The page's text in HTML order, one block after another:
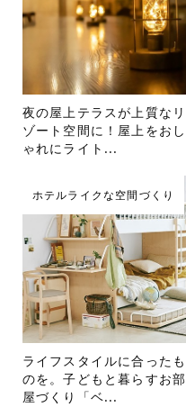
夜の屋上テラスが上質なリ
ゾート空間に！屋上をおし
ゃれにライト...
ホテルライクな空間づくり
ライフスタイルに合ったも
のを。子どもと暮らすお部
屋づくり「ベ...